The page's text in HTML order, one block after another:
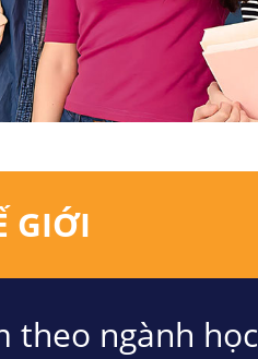
GIỚI
theo ngành học